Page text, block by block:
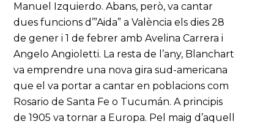
Manuel Izquierdo. Abans, però, va cantar
dues funcions d’”Aida” a València els dies 28
de gener i 1 de febrer amb Avelina Carrera i
Angelo Angioletti. La resta de l’any, Blanchart
va emprendre una nova gira sud-americana
que el va portar a cantar en poblacions com
Rosario de Santa Fe o Tucumán. A principis
de 1905 va tornar a Europa. Pel maig d’aquell